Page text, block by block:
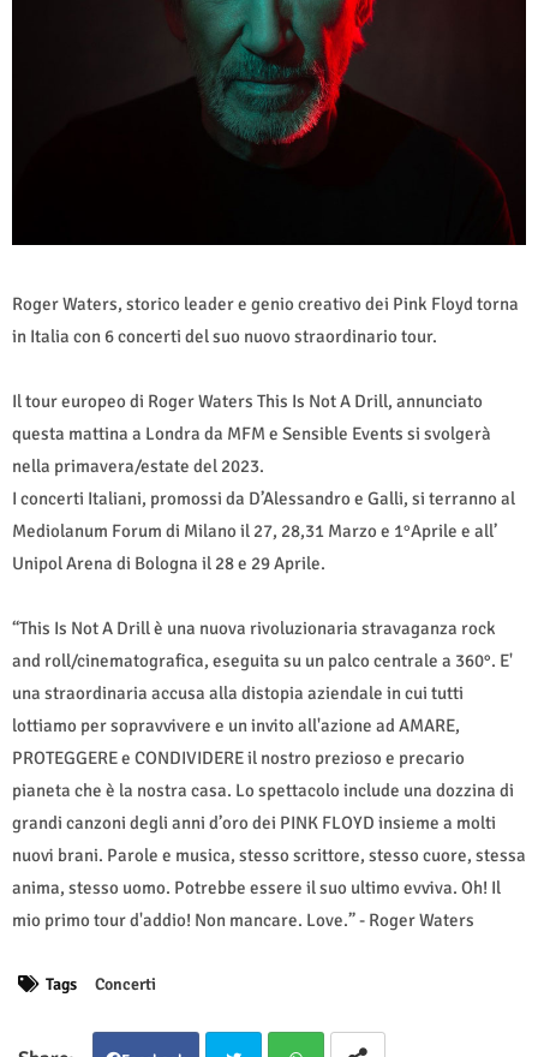
Roger Waters, storico leader e genio creativo dei Pink Floyd torna
in Italia con 6 concerti del suo nuovo straordinario tour.
Il tour europeo di Roger Waters This Is Not A Drill, annunciato
questa mattina a Londra da MFM e Sensible Events si svolgerà
nella primavera/estate del 2023.
I concerti Italiani, promossi da D’Alessandro e Galli, si terranno al
Mediolanum Forum di Milano il 27, 28,31 Marzo e 1°Aprile e all’
Unipol Arena di Bologna il 28 e 29 Aprile.
“This Is Not A Drill è una nuova rivoluzionaria stravaganza rock
and roll/cinematografica, eseguita su un palco centrale a 360°. E'
una straordinaria accusa alla distopia aziendale in cui tutti
lottiamo per sopravvivere e un invito all'azione ad AMARE,
PROTEGGERE e CONDIVIDERE il nostro prezioso e precario
pianeta che è la nostra casa. Lo spettacolo include una dozzina di
grandi canzoni degli anni d’oro dei PINK FLOYD insieme a molti
nuovi brani. Parole e musica, stesso scrittore, stesso cuore, stessa
anima, stesso uomo. Potrebbe essere il suo ultimo evviva. Oh! Il
mio primo tour d'addio! Non mancare. Love.” - Roger Waters
Tags Concerti